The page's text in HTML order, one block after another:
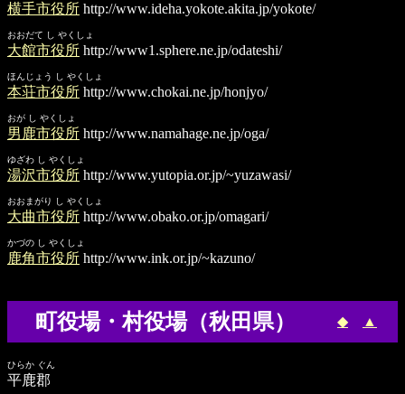
横手市役所 http://www.ideha.yokote.akita.jp/yokote/
おおだて し やくしょ
大館市役所 http://www1.sphere.ne.jp/odateshi/
ほんじょう し やくしょ
本荘市役所 http://www.chokai.ne.jp/honjyo/
おが し やくしょ
男鹿市役所 http://www.namahage.ne.jp/oga/
ゆざわ し やくしょ
湯沢市役所 http://www.yutopia.or.jp/~yuzawasi/
おおまがり し やくしょ
大曲市役所 http://www.obako.or.jp/omagari/
かづの し やくしょ
鹿角市役所 http://www.ink.or.jp/~kazuno/
町役場・村役場（秋田県） ◆ ▲
ひらか ぐん
平鹿郡